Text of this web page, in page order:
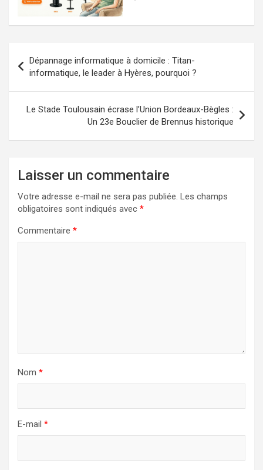
de
l’article
Dépannage informatique à domicile : Titan-
informatique, le leader à Hyères, pourquoi ?
Le Stade Toulousain écrase l’Union Bordeaux-Bègles :
Un 23e Bouclier de Brennus historique
Laisser un commentaire
Votre adresse e-mail ne sera pas publiée. Les champs
obligatoires sont indiqués avec *
Commentaire *
Nom *
E-mail *